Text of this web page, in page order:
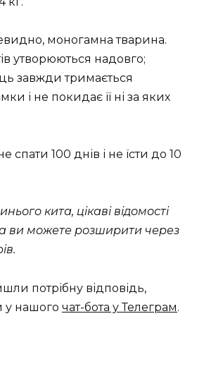
моногамна тварина.
утворюються надовго;
завжди тримається
і не покидає її ні за яких
спати 100 днів і не їсти до 10
кита, цікаві відомості
ви можете розширити через
потрібну відповідь,
у нашого чат-бота у Телеграм.